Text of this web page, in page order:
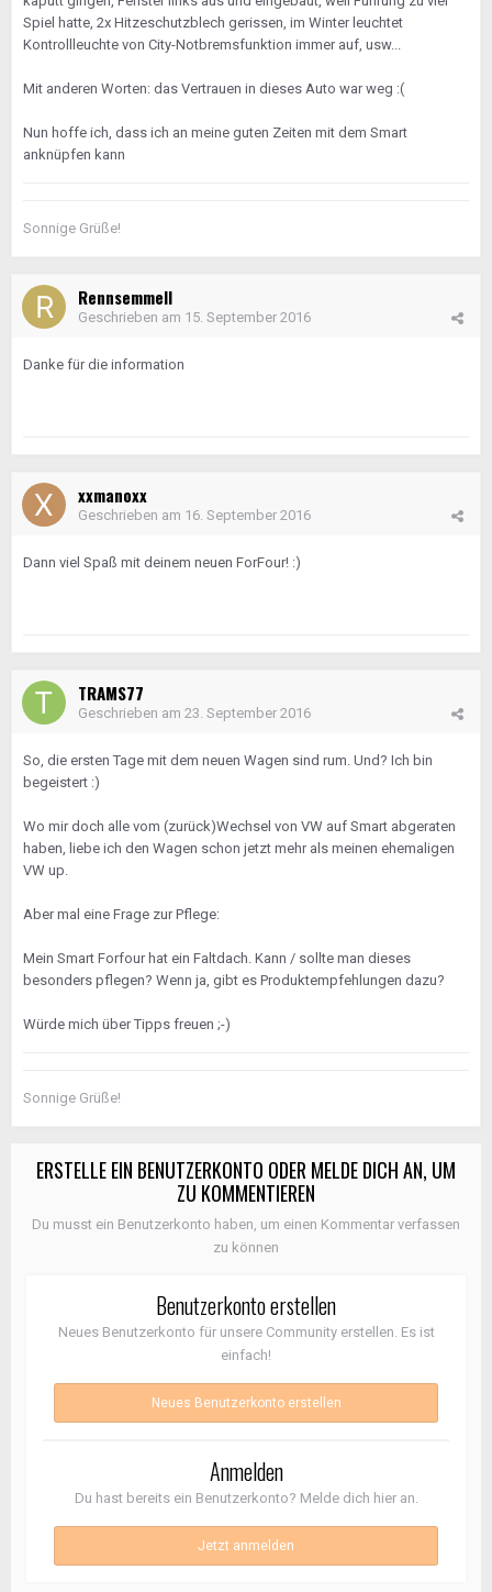
Spiel hatte, 2x Hitzeschutzblech gerissen, im Winter leuchtet
Kontrollleuchte von City-Notbremsfunktion immer auf, usw...
Mit anderen Worten: das Vertrauen in dieses Auto war weg :(
Nun hoffe ich, dass ich an meine guten Zeiten mit dem Smart
anknüpfen kann
Sonnige Grüße!
Rennsemmell
Geschrieben am 15. September 2016
Danke für die information
xxmanoxx
Geschrieben am 16. September 2016
Dann viel Spaß mit deinem neuen ForFour! :)
TRAMS77
Geschrieben am 23. September 2016
So, die ersten Tage mit dem neuen Wagen sind rum. Und? Ich bin
begeistert :)
Wo mir doch alle vom (zurück)Wechsel von VW auf Smart abgeraten
haben, liebe ich den Wagen schon jetzt mehr als meinen ehemaligen
VW up.
Aber mal eine Frage zur Pflege:
Mein Smart Forfour hat ein Faltdach. Kann / sollte man dieses
besonders pflegen? Wenn ja, gibt es Produktempfehlungen dazu?
Würde mich über Tipps freuen ;-)
Sonnige Grüße!
ERSTELLE EIN BENUTZERKONTO ODER MELDE DICH AN, UM
ZU KOMMENTIEREN
Du musst ein Benutzerkonto haben, um einen Kommentar verfassen
zu können
Benutzerkonto erstellen
Neues Benutzerkonto für unsere Community erstellen. Es ist
einfach!
Neues Benutzerkonto erstellen
Anmelden
Du hast bereits ein Benutzerkonto? Melde dich hier an.
Jetzt anmelden